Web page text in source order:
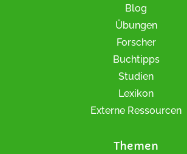
Blog
Übungen
Forscher
Buchtipps
Studien
Lexikon
Externe Ressourcen
Themen